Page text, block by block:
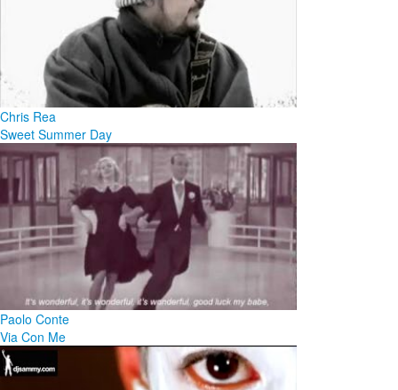
Chris Rea
Sweet Summer Day
Paolo Conte
Via Con Me